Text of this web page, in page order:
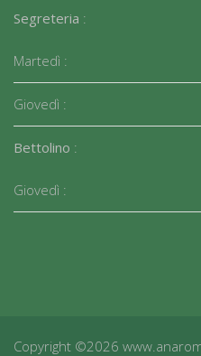
Segreteria :
Martedì :
Giovedì :
Bettolino :
Giovedì :
Copyright ©2026